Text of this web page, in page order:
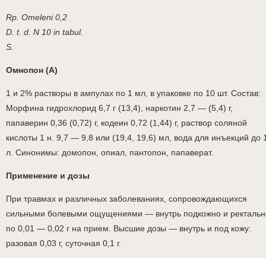
Rp. Omeleni 0,2
D. t. d. N 10 in tabul.
S.
Омнопон (А)
1 и 2% растворы в ампулах по 1 мл, в упаковке по 10 шт. Состав:
Морфина гидрохлорид 6,7 г (13,4), наркотин 2,7 — (5,4) г,
папаверин 0,36 (0,72) г, кодеин 0,72 (1,44) г, раствор соляной
кислоты 1 н. 9,7 — 9,8 или (19,4, 19,6) мл, вода для инъекций до
л. Синонимы: домопон, опиал, пантопон, папаверат.
Применение и дозы
При травмах и различных заболеваниях, сопровождающихся
сильными болевыми ощущениями — внутрь подкожно и
по 0,01 — 0,02 г на прием. Высшие дозы — внутрь и под кожу:
разовая 0,03 г, суточная 0,1 г.